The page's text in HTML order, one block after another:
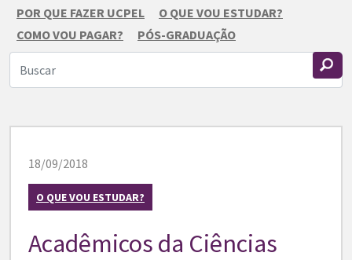
POR QUE FAZER UCPEL
O QUE VOU ESTUDAR?
COMO VOU PAGAR?
PÓS-GRADUAÇÃO
18/09/2018
O QUE VOU ESTUDAR?
Acadêmicos da Ciências